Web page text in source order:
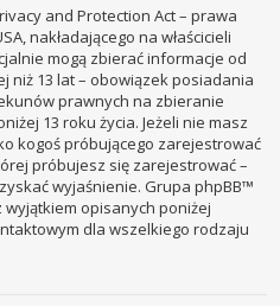
and Protection Act – prawa
nakładającego na właścicieli
mogą zbierać informacje od
niż 13 lat – obowiązek posiadania
prawnych na zbieranie
13 roku życia. Jeżeli nie masz
kogoś próbującego zarejestrować
próbujesz się zarejestrować –
wyjaśnienie. Grupa phpBB™
opisanych poniżej
dla wszelkiego rodzaju